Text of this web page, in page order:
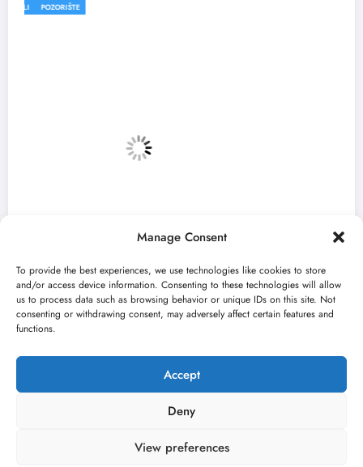
Manage Consent
To provide the best experiences, we use technologies like cookies to store
and/or access device information. Consenting to these technologies will allow
us to process data such as browsing behavior or unique IDs on this site. Not
consenting or withdrawing consent, may adversely affect certain features and
functions.
Accept
Deny
View preferences
FESTIVALI
„Najveći mali festival u Vojvodini“ i ovog
Kulturni kišobran
O nama Uslovi Kontakt